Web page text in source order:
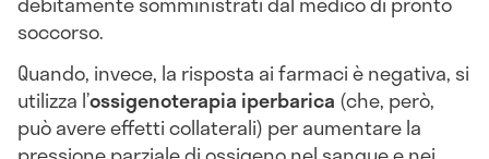
soccorso.
Quando, invece, la risposta ai farmaci è negativa, si
utilizza l’ossigenoterapia iperbarica (che, però,
può avere effetti collaterali) per aumentare la